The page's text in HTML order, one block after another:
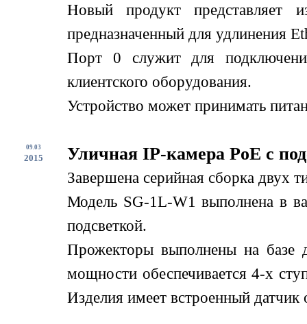
Новый продукт представляет
предназначенный для удлинения
Порт 0 служит для
клиентского оборудования.
Устройство может принимать
09.03
2015 Уличная IP-камера PoE с
Завершена серийная сборка двух
Модель SG-1L-W1 выполнена в
подсветкой.
Прожекторы выполнены на
мощности обеспечивается 4-х
Изделия имеет встроенный